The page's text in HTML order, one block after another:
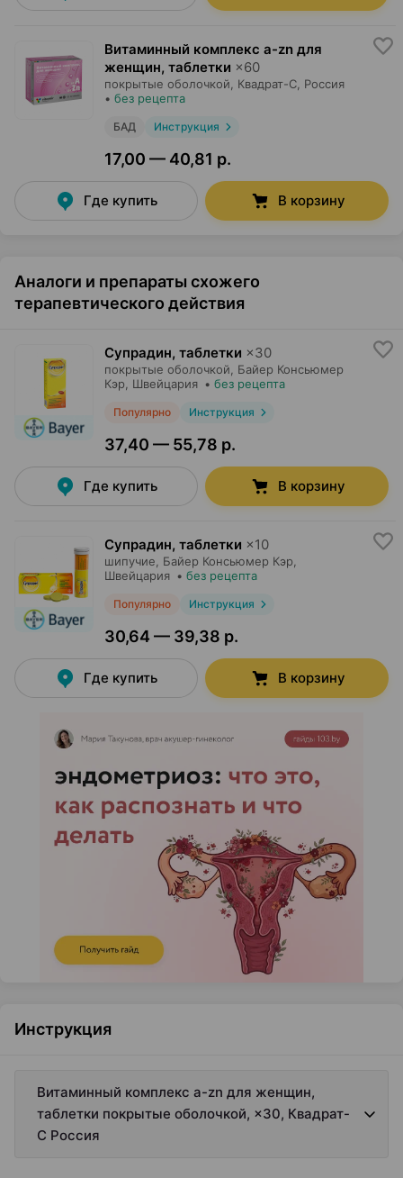
Витаминный комплекс a-zn для
женщин, таблетки ×60
покрытые оболочкой, Квадрат-С , Россия
• без рецепта
БАД Инструкция
17,00 — 40,81 р.
Где купить В корзину
Аналоги и препараты схожего
терапевтического действия
Супрадин, таблетки ×30
покрытые оболочкой,
Байер Консьюмер
Кэр , Швейцария • без рецепта
Популярно Инструкция
37,40 — 55,78 р.
Где купить В корзину
Супрадин, таблетки ×10
шипучие, Байер Консьюмер Кэр
Швейцария • без рецепта
Популярно Инструкция
30,64 — 39,38 р.
Где купить В корзину
Инструкция
Витаминный комплекс a-zn для женщин,
таблетки покрытые оболочкой, ×30, Квадрат-
С Россия